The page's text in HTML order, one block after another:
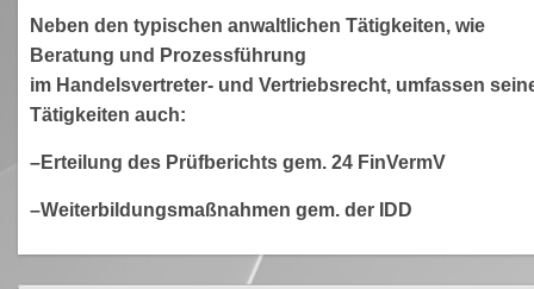
Neben den typischen anwaltlichen Tätigkeiten, wie
Beratung und Prozessführung
im Handelsvertreter- und Vertriebsrecht, umfassen
Tätigkeiten auch:
–Erteilung des Prüfberichts gem. 24 FinVermV
–Weiterbildungsmaßnahmen gem. der IDD